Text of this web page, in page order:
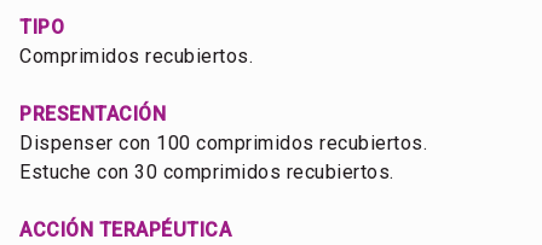
TIPO
Comprimidos recubiertos.
PRESENTACIÓN
Dispenser con 100 comprimidos recubiertos.
Estuche con 30 comprimidos recubiertos.
ACCIÓN TERAPÉUTICA